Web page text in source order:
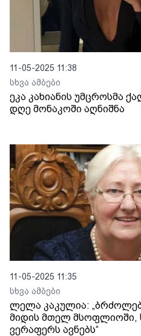
11-05-2025 11:38
სხვა ამბები
ეკა კახიანის უმცროსმა
დღე მონაკოში აღნიშნა
11-05-2025 11:35
სხვა ამბები
ლელა კაკულია:
მიდის მთელ მსოფლიოში,
ვერაფერს ავნებს“